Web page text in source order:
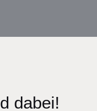
dabei!